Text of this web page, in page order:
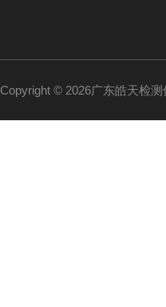
Copyright © 2026广东皓天检